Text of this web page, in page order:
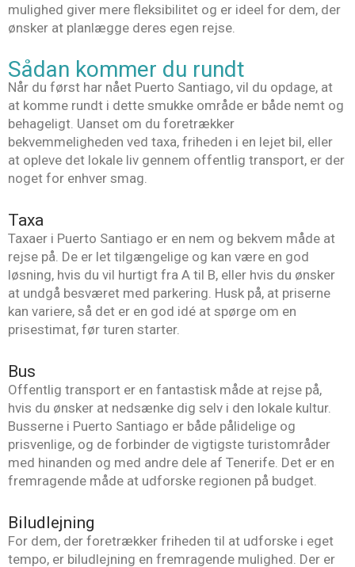
mulighed giver mere fleksibilitet og er ideel for dem, der
ønsker at planlægge deres egen rejse.
Sådan kommer du rundt
Når du først har nået Puerto Santiago, vil du opdage, at
at komme rundt i dette smukke område er både nemt og
behageligt. Uanset om du foretrækker
bekvemmeligheden ved taxa, friheden i en lejet bil, eller
at opleve det lokale liv gennem offentlig transport, er der
noget for enhver smag.
Taxa
Taxaer i Puerto Santiago er en nem og bekvem måde at
rejse på. De er let tilgængelige og kan være en god
løsning, hvis du vil hurtigt fra A til B, eller hvis du ønsker
at undgå besværet med parkering. Husk på, at priserne
kan variere, så det er en god idé at spørge om en
prisestimat, før turen starter.
Bus
Offentlig transport er en fantastisk måde at rejse på,
hvis du ønsker at nedsænke dig selv i den lokale kultur.
Busserne i Puerto Santiago er både pålidelige og
prisvenlige, og de forbinder de vigtigste turistområder
med hinanden og med andre dele af Tenerife. Det er en
fremragende måde at udforske regionen på budget.
Biludlejning
For dem, der foretrækker friheden til at udforske i eget
tempo, er biludlejning en fremragende mulighed. Der er